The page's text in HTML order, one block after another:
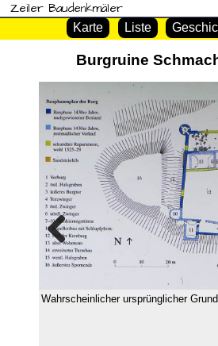
Zeiler Baudenkmäler
Karte Liste
Burgruine
Wahrscheinlicher ursprünglicher
Previous